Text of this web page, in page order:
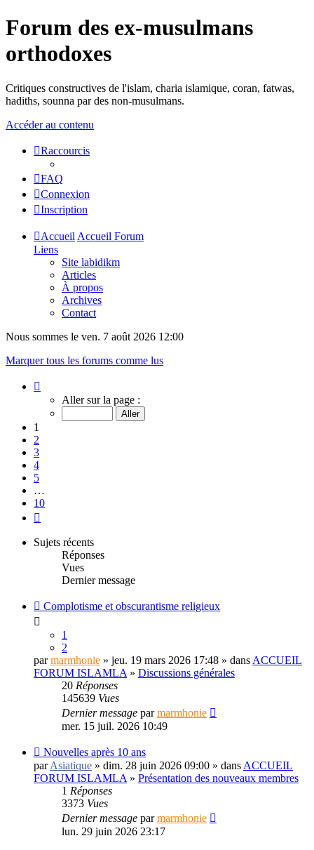
Forum des ex-musulmans
orthodoxes
Critiques constructives de l'islam, charia islamique, coran, fatwas,
hadiths, sounna par des non-musulmans.
Accéder au contenu
Raccourcis
FAQ
Connexion
Inscription
Accueil Accueil Forum
Liens
Site labidikm
Articles
À propos
Archives
Contact
Nous sommes le ven. 7 août 2026 12:00
Marquer tous les forums comme lus
sur
Aller sur la page :
1
2
3
4
5
…
10
Sujets récents
Réponses
Vues
Dernier message
Complotisme et obscurantisme religieux
1
2
parmarmhonie » jeu. 19 mars 2026 17:48 » dans ACCUEIL
FORUM ISLAMLA » Discussions générales
20 Réponses
145639 Vues
Dernier message parmarmhonie
mer. 15 juil. 2026 10:49
Nouvelles après 10 ans
parAsiatique » dim. 28 juin 2026 09:00 » dans ACCUEIL
FORUM ISLAMLA » Présentation des nouveaux membres
1 Réponses
3373 Vues
Dernier message parmarmhonie
lun. 29 juin 2026 23:17